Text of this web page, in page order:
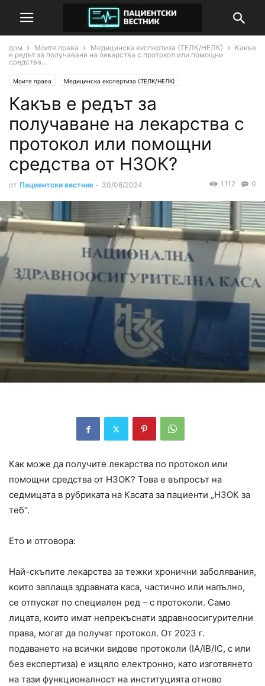
дом Моите права Медицинска експертиза (ТЕЛК/НЕЛК)
Какъв
е редът за получаване на лекарства с протокол или помощни
средства...
Моите права Медицинска експертиза (ТЕЛК/НЕЛК)
Какъв е редът за
получаване на лекарства с
протокол или помощни
средства от НЗОК?
от Пациентски вестник - 30/08/2024 0
1112
Как може да получите лекарства по протокол или
помощни средства от НЗОК? Това е въпросът на
седмицата в рубриката на Касата за пациенти „НЗОК за
теб“.
Ето и отговора:
Най-скъпите лекарства за тежки хронични заболявания,
които заплаща здравната каса, частично или напълно,
се отпускат по специален ред – с протоколи. Само
лицата, които имат непрекъснати здравноосигурителни
права, могат да получат протокол. От 2023 г.
подаването на всички видове протоколи (ІА/ІВ/IC, с или
без експертиза) е изцяло електронно, като изготвянето
на тази функционалност на институцията отново